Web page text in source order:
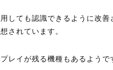
ても認識できるように改善
されています。
レイが残る機種もあるようで